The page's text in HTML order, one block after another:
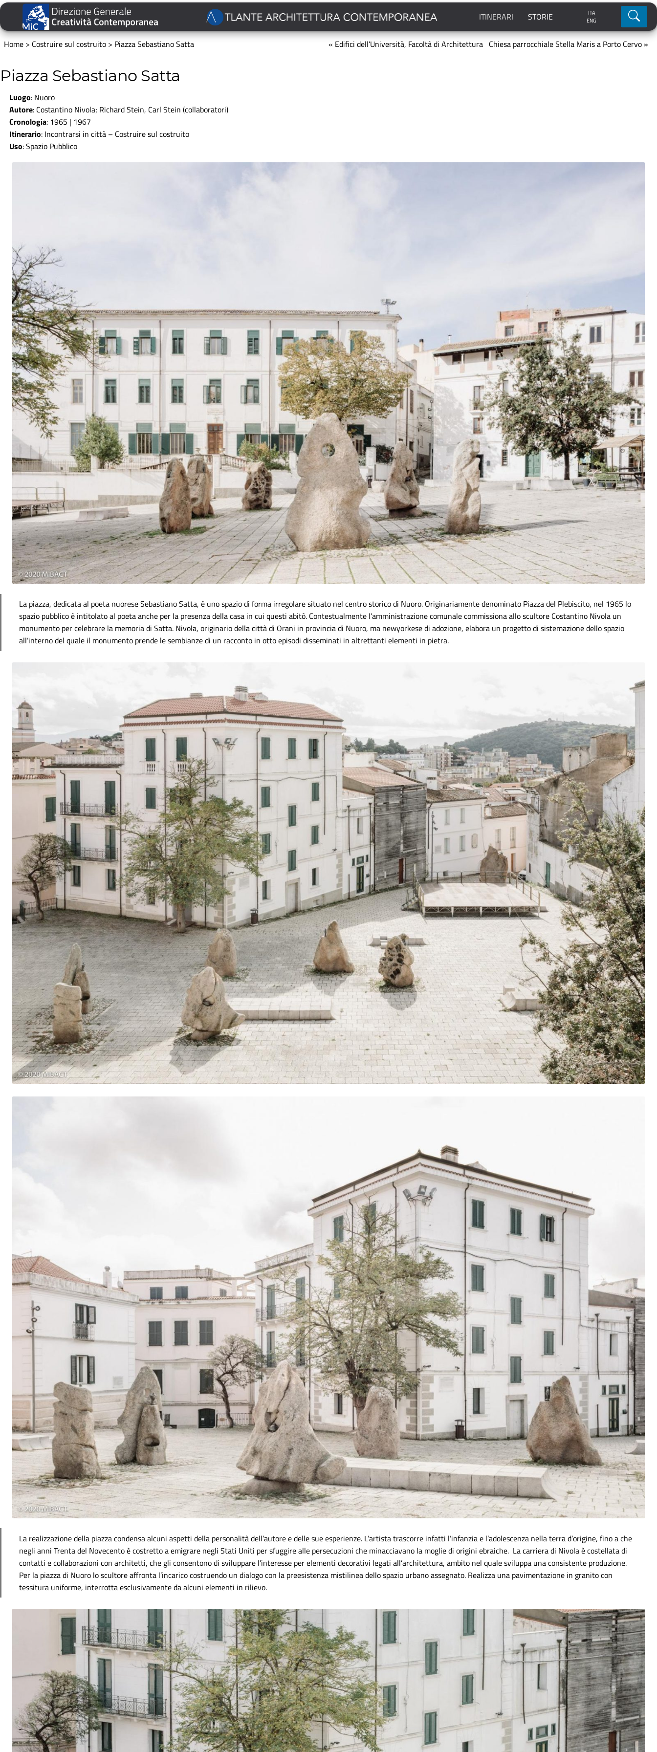
ITINERARI STORIE
ITA
ENG
Home > Costruire sul costruito > Piazza Sebastiano Satta « Edifici dell’Università, Facoltà di Architettura Chiesa parrocchiale Stella Maris a Porto Cervo »
Piazza Sebastiano Satta
Luogo: Nuoro
Autore: Costantino Nivola; Richard Stein, Carl Stein (collaboratori)
Cronologia: 1965 | 1967
Itinerario: Incontrarsi in città – Costruire sul costruito
Uso: Spazio Pubblico
La piazza, dedicata al poeta nuorese Sebastiano Satta, è uno spazio di forma irregolare situato nel centro storico di Nuoro. Originariamente denominato Piazza del Plebiscito, nel 1965 lo
spazio pubblico è intitolato al poeta anche per la presenza della casa in cui questi abitò. Contestualmente l’amministrazione comunale commissiona allo scultore Costantino Nivola un
monumento per celebrare la memoria di Satta. Nivola, originario della città di Orani in provincia di Nuoro, ma newyorkese di adozione, elabora un progetto di sistemazione dello spazio
all’interno del quale il monumento prende le sembianze di un racconto in otto episodi disseminati in altrettanti elementi in pietra.
La realizzazione della piazza condensa alcuni aspetti della personalità dell’autore e delle sue esperienze. L’artista trascorre infatti l’infanzia e l’adolescenza nella terra d’origine, fino a che
negli anni Trenta del Novecento è costretto a emigrare negli Stati Uniti per sfuggire alle persecuzioni che minacciavano la moglie di origini ebraiche. La carriera di Nivola è costellata di
contatti e collaborazioni con architetti, che gli consentono di sviluppare l’interesse per elementi decorativi legati all’architettura, ambito nel quale sviluppa una consistente produzione.
Per la piazza di Nuoro lo scultore affronta l’incarico costruendo un dialogo con la preesistenza mistilinea dello spazio urbano assegnato. Realizza una pavimentazione in granito con
tessitura uniforme, interrotta esclusivamente da alcuni elementi in rilievo.